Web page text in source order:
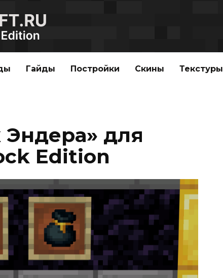
Гайды Постройки Скины Текстуры
для
Edition